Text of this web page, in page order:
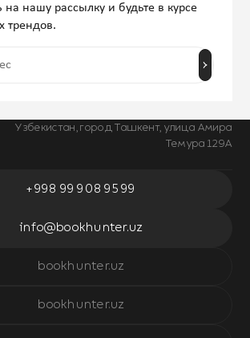
Узбекистан, город Ташкент, улица Амира
Темура 129А
+998 99 908 95 99
info@bookhunter.uz
bookhunter.uz
bookhunter.uz
нашу рассылку и будьте в курсе
трендов.